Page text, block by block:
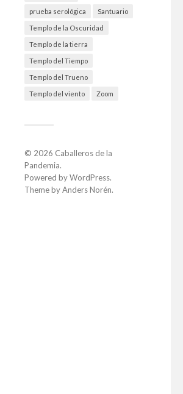
prueba serológica Santuario
Templo de la Oscuridad
Templo de la tierra
Templo del Tiempo
Templo del Trueno
Templo del viento Zoom
© 2026 Caballeros de la
Pandemia.
Powered byWordPress.
Theme byAnders Norén.